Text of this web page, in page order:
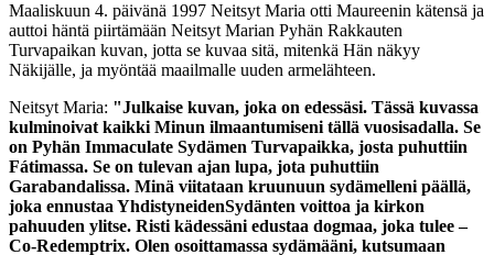
Maaliskuun 4. päivänä 1997 Neitsyt Maria otti Maureenin kätensä ja
auttoi häntä piirtämään Neitsyt Marian Pyhän Rakkauten
Turvapaikan kuvan, jotta se kuvaa sitä, mitenkä Hän näkyy
Näkijälle, ja myöntää maailmalle uuden armelähteen.
Neitsyt Maria: "Julkaise kuvan, joka on edessäsi. Tässä kuvassa
kulminoivat kaikki Minun ilmaantumiseni tällä vuosisadalla. Se
on Pyhän Immaculate Sydämen Turvapaikka, josta puhuttiin
Fátimassa. Se on tulevan ajan lupa, jota puhuttiin
Garabandalissa. Minä viitataan kruunuun sydämelleni päällä,
joka ennustaa YhdistyneidenSydänten voittoa ja kirkon
pahuuden ylitse. Risti kädessäni edustaa dogmaa, joka tulee –
Co-Redemptrix. Olen osoittamassa sydämääni, kutsumaan